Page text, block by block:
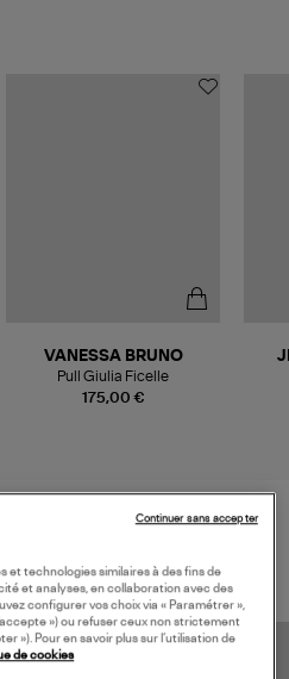
175,00 €
VANESSA BRUNO
Pull Giulia Ficelle
et technologies similaires à des fins de
et analyses, en collaboration avec des
configurer vos choix via « Paramétrer »,
») ou refuser ceux non strictement
»). Pour en savoir plus sur l’utilisation de
de cookies
Continuer sans accepter